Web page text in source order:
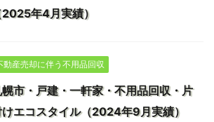
2025年4月実績）
動産売却に伴う不用品回収
市・戸建・一軒家・不用品回収・片
エコスタイル（2024年9月実績）